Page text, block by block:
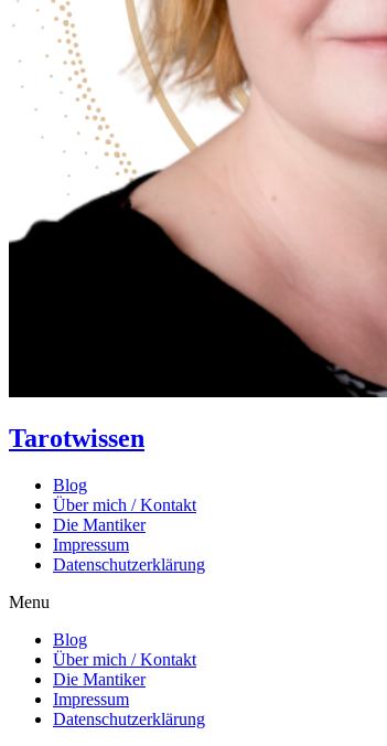
Tarotwissen
Blog
Über mich / Kontakt
Die Mantiker
Impressum
Datenschutzerklärung
Menu
Blog
Über mich / Kontakt
Die Mantiker
Impressum
Datenschutzerklärung